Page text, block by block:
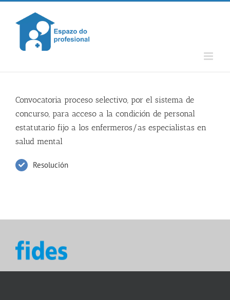
Skip
content
Convocatoria proceso selectivo, por el sistema de
concurso, para acceso a la condición de personal
estatutario fijo a los enfermeros/as especialistas en
salud mental
Resolución